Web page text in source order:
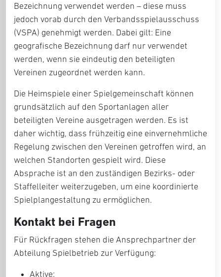
Bezeichnung verwendet werden – diese muss
jedoch vorab durch den Verbandsspielausschuss
(VSPA) genehmigt werden. Dabei gilt: Eine
geografische Bezeichnung darf nur verwendet
werden, wenn sie eindeutig den beteiligten
Vereinen zugeordnet werden kann.
Die Heimspiele einer Spielgemeinschaft können
grundsätzlich auf den Sportanlagen aller
beteiligten Vereine ausgetragen werden. Es ist
daher wichtig, dass frühzeitig eine einvernehmliche
Regelung zwischen den Vereinen getroffen wird, an
welchen Standorten gespielt wird. Diese
Absprache ist an den zuständigen Bezirks- oder
Staffelleiter weiterzugeben, um eine koordinierte
Spielplangestaltung zu ermöglichen.
Kontakt bei Fragen
Für Rückfragen stehen die Ansprechpartner der
Abteilung Spielbetrieb zur Verfügung:
Aktive: